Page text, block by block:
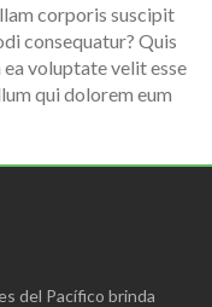
corporis suscipit
consequatur? Quis
voluptate velit esse
qui dolorem eum
del Pacífico brinda